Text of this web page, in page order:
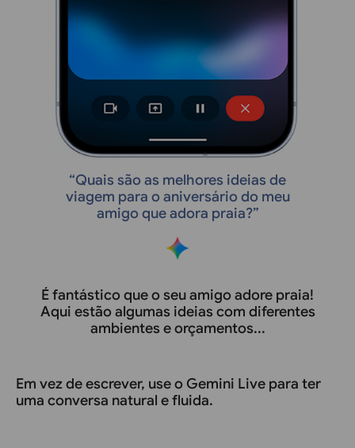
“Quais são as melhores ideias de
viagem para o aniversário do meu
amigo que adora praia?”
É fantástico que o seu amigo adore praia!
Aqui estão algumas ideias com diferentes
ambientes e orçamentos...
Em vez de escrever, use o Gemini Live para ter
uma conversa natural e fluida.